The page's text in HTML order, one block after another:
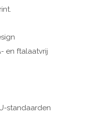
en ftalaatvrij
standaarden